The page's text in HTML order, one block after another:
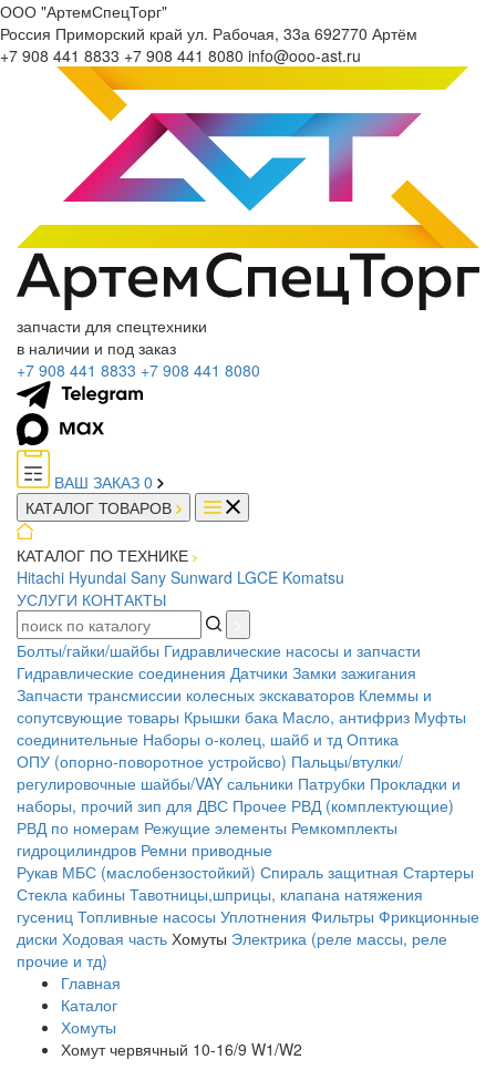
ООО "АртемСпецТорг"
Россия Приморский край ул. Рабочая, 33а 692770 Артём
+7 908 441 8833 +7 908 441 8080 info@ooo-ast.ru
запчасти для спецтехники
в наличии и под заказ
+7 908 441 8833 +7 908 441 8080
ВАШ ЗАКАЗ 0
КАТАЛОГ ТОВАРОВ
КАТАЛОГ ПО ТЕХНИКЕ
Hitachi Hyundai Sany Sunward LGCE Komatsu
УСЛУГИ КОНТАКТЫ
Болты/гайки/шайбы Гидравлические насосы и запчасти
Гидравлические соединения Датчики Замки зажигания
Запчасти трансмиссии колесных экскаваторов Клеммы и
сопутсвующие товары Крышки бака Масло, антифриз Муфты
соединительные Наборы о-колец, шайб и тд Оптика
ОПУ (опорно-поворотное устройсво) Пальцы/втулки/
регулировочные шайбы/VAY сальники Патрубки Прокладки и
наборы, прочий зип для ДВС Прочее РВД (комплектующие)
РВД по номерам Режущие элементы Ремкомплекты
гидроцилиндров Ремни приводные
Рукав МБС (маслобензостойкий) Спираль защитная Стартеры
Стекла кабины Тавотницы,шприцы, клапана натяжения
гусениц Топливные насосы Уплотнения Фильтры Фрикционные
диски Ходовая часть Хомуты Электрика (реле массы, реле
прочие и тд)
Главная
Каталог
Хомуты
Хомут червячный 10-16/9 W1/W2